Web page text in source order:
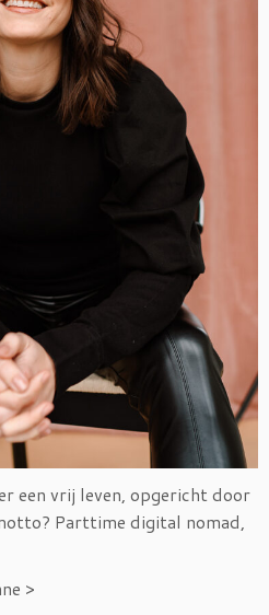
een vrij leven, opgericht door
Parttime digital nomad,
>